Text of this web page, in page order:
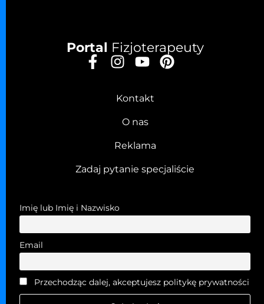
Portal Fizjoterapeuty
Kontakt
O nas
Reklama
Zadaj pytanie specjaliście
Imię lub Imię i Nazwisko
Email
Przechodząc dalej, akceptujesz politykę prywatności